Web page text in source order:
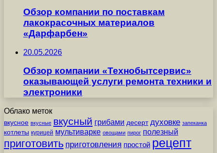
Обзор компании по поставкам
лакокрасочных материалов
«Дарфарбен»
20.05.2026
Обзор компании «Технобытсервис»
оказывающей услуги ремонта техники и
электроники
Облако меток
вкусное вкусные вкусный грибами десерт духовке запеканка
котлеты курицей мультиварке овощами пирог полезный
приготовить приготовления простой рецепт